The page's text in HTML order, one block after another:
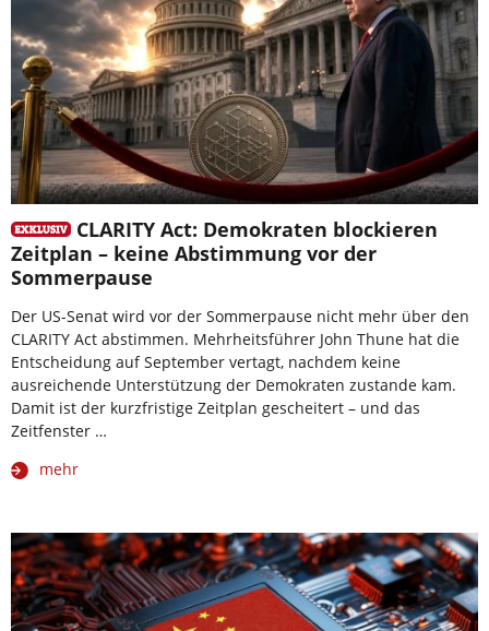
CLARITY Act: Demokraten blockieren
Zeitplan – keine Abstimmung vor der
Sommerpause
Der US-Senat wird vor der Sommerpause nicht mehr über den
CLARITY Act abstimmen. Mehrheitsführer John Thune hat die
Entscheidung auf September vertagt, nachdem keine
ausreichende Unterstützung der Demokraten zustande kam.
Damit ist der kurzfristige Zeitplan gescheitert – und das
Zeitfenster …
mehr